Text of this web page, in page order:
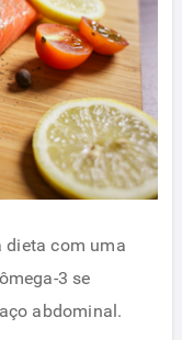
dieta com uma
3 se
abdominal.